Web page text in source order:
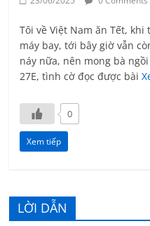
Tôi về Việt Nam ăn Tết,
máy bay, tới bây giờ vẫn
náy nữa, nên mong bà
27E, tình cờ đọc được bài
0
Xem tiếp
LỜI DẪN